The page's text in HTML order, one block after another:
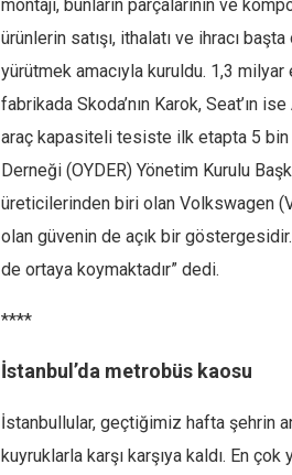
montajı, bunların parçalarının ve
ürünlerin satışı, ithalatı ve ihracı
yürütmek amacıyla kuruldu. 1,3 milyar
fabrikada Skoda’nın Karok, Seat’ın
araç kapasiteli tesiste ilk etapta 5 bin
Derneği (OYDER) Yönetim Kurulu
üreticilerinden biri olan Volkswagen
olan güvenin de açık bir
de ortaya koymaktadır” dedi.
****
İstanbul’da metrobüs kaosu
İstanbullular, geçtiğimiz hafta şehrin
kuyruklarla karşı karşıya kaldı. En çok